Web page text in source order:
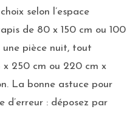
selon l’espace
de 80 x 150 cm ou 100
pièce nuit, tout
x 250 cm ou 220 cm x
La bonne astuce pour
: déposez par